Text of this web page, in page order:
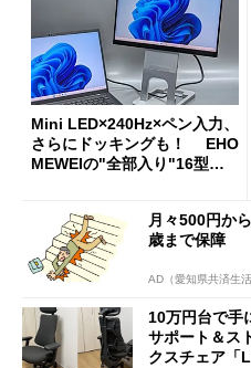
Mini LED×240Hz×ペン入力、
さらにドッキングも！ EHO
MEWEIの"全部入り"16型モ
月々500円か
歳まで保障
AD（愛知県共済生活
10万円台で
サポート＆ス
クスチェア「